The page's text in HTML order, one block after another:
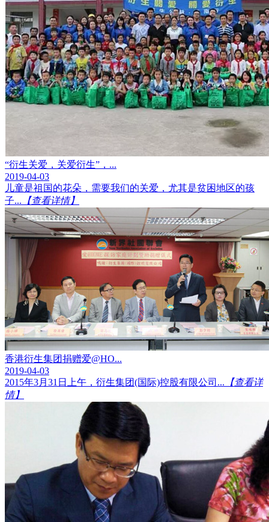
“衍生关爱，关爱衍生”，...
2019-04-03
儿童是祖国的花朵，需要我们的关爱，尤其是贫困地区的孩
子... 【查看详情】
香港衍生集团捐赠爱@HO...
2019-04-03
2015年3月31日上午，衍生集团(国际)控股有限公司... 【查看详
情】